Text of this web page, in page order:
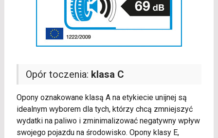
Opór toczenia: klasa C
Opony oznakowane klasą A na etykiecie unijnej są
idealnym wyborem dla tych, którzy chcą zmniejszyć
wydatki na paliwo i zminimalizować negatywny wpływ
swojego pojazdu na środowisko. Opony klasy E,